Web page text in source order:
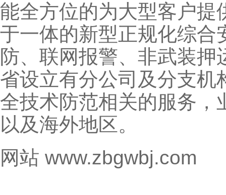
能全方位的为大型客户提
于一体的新型正规化综合
防、联网报警、非武装
省设立有分公司及分支机
全技术防范相关的服务，
以及海外地区。
网站 www.zbgwbj.com